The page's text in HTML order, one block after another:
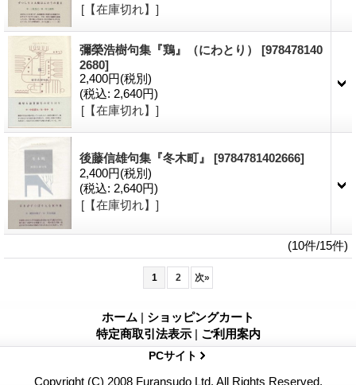
[【在庫切れ】]
彌榮浩樹句集『鶏』（にわとり） [978478140
2680]
2,400円(税別)
(税込: 2,640円)
[【在庫切れ】]
後藤信雄句集『冬木町』 [9784781402666]
2,400円(税別)
(税込: 2,640円)
[【在庫切れ】]
(10件/15件)
1 2 次»
ホーム | ショッピングカート
特定商取引法表示 | ご利用案内
PCサイト
Copyright (C) 2008 Furansudo Ltd. All Rights Reserved.